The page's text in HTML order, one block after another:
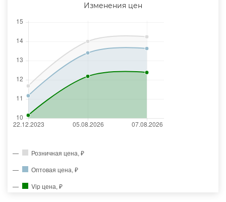
Изменения цен
Розничная цена, ₽
Оптовая цена, ₽
Vip цена, ₽